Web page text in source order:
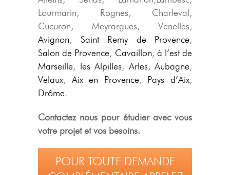
Lourmarin, Rognes, Charleval,
Cucuron, Meyrargues, Venelles,
Avignon, Saint Remy de Provence,
Salon de Provence, Cavaillon, à l’est de
Marseille, les Alpilles, Arles, Aubagne,
Velaux, Aix en Provence, Pays d’Aix,
Drôme.
Contactez nous pour étudier avec vous
votre projet et vos besoins.
POUR TOUTE DEMANDE